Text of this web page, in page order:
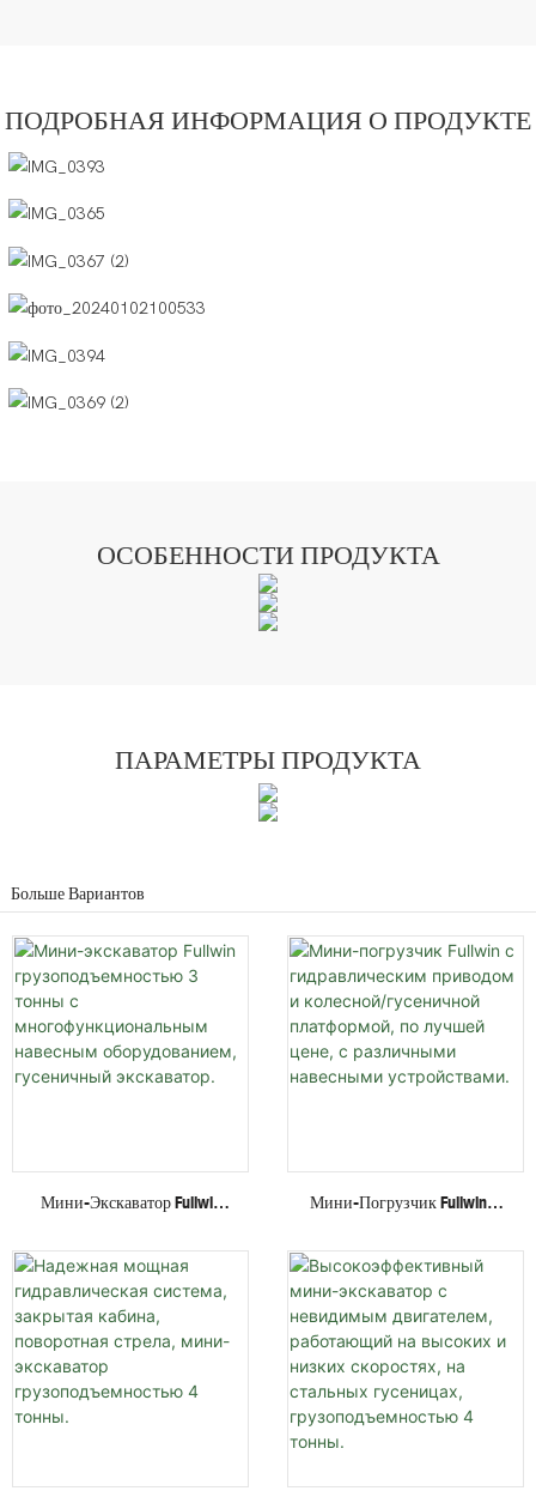
ПОДРОБНАЯ ИНФОРМАЦИЯ О ПРОДУКТЕ
ОСОБЕННОСТИ ПРОДУКТА
ПАРАМЕТРЫ ПРОДУКТА
Больше Вариантов
Мини-Экскаватор Fullwin
Тонны С
Многофункциональным
Навесным Оборудованием,
Гусеничный Экскаватор.
Мини-Погрузчик Fullwin С
И Колесной/гусеничной
Платформой, По Лучшей
Цене, С Различными
Навесными Устройствами.